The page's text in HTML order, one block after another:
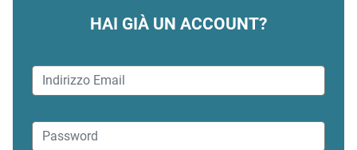
HAI GIÀ UN ACCOUNT?